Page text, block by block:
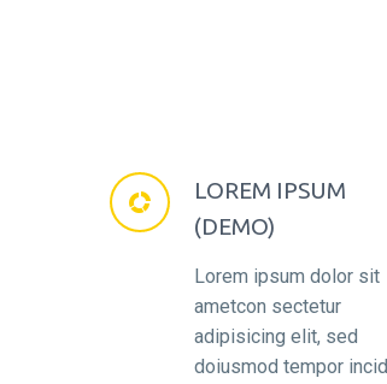


LOREM IPSUM
(DEMO)
Lorem ipsum dolor sit
ametcon sectetur
adipisicing elit, sed
doiusmod tempor